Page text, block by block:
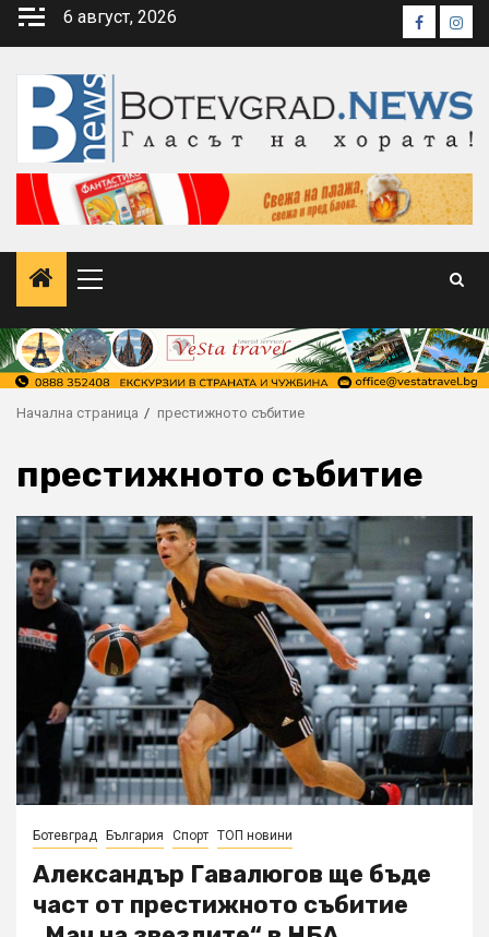
Skip
6 август, 2026 Facebook
Primary
Начална страница престижното събитие
престижното събитие
Ботевград България Спорт ТОП новини
Александър Гавалюгов ще бъде
част от престижното събитие